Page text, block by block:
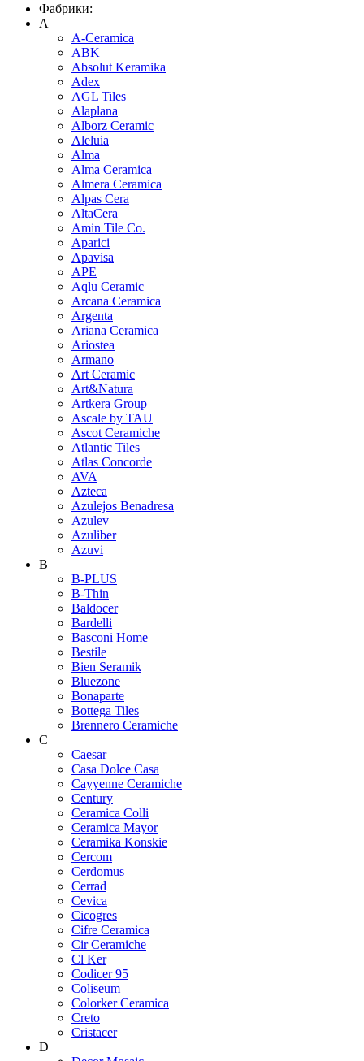
Фабрики:
A
A-Ceramica
ABK
Absolut Keramika
Adex
AGL Tiles
Alaplana
Alborz Ceramic
Aleluia
Alma
Alma Ceramica
Almera Ceramica
Alpas Cera
AltaCera
Amin Tile Co.
Aparici
Apavisa
APE
Aqlu Ceramic
Arcana Ceramica
Argenta
Ariana Ceramica
Ariostea
Armano
Art Ceramic
Art&Natura
Artkera Group
Ascale by TAU
Ascot Ceramiche
Atlantic Tiles
Atlas Concorde
AVA
Azteca
Azulejos Benadresa
Azulev
Azuliber
Azuvi
B
B-PLUS
B-Thin
Baldocer
Bardelli
Basconi Home
Bestile
Bien Seramik
Bluezone
Bonaparte
Bottega Tiles
Brennero Ceramiche
C
Caesar
Casa Dolce Casa
Cayyenne Ceramiche
Century
Ceramica Colli
Ceramica Mayor
Ceramika Konskie
Cercom
Cerdomus
Cerrad
Cevica
Cicogres
Cifre Ceramica
Cir Ceramiche
Cl Ker
Codicer 95
Coliseum
Colorker Ceramica
Creto
Cristacer
D